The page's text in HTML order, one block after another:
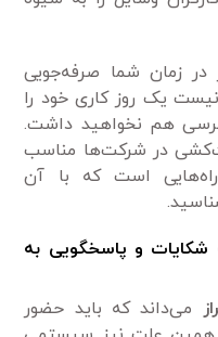
زمان شما صرفه‌جویی
یک روز کاری خود را
هم نخواهید داشت.
در شرکت‌ها مناسب
است که با آن
شکایات و پاسخگویی به
می‌داند که باید حضور